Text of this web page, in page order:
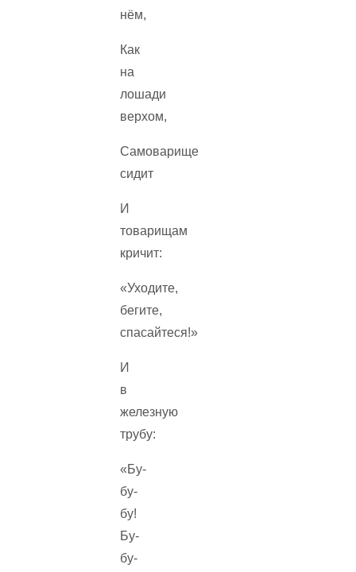
нём,
Как
на
лошади
верхом,
Самоварище
сидит
И
товарищам
кричит:
«Уходите,
бегите,
спасайтеся!»
И
в
железную
трубу:
«Бу-
бу-
бу!
Бу-
бу-